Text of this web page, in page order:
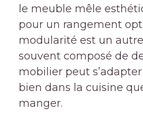
le meuble mêle
pour un rangement
modularité est un
souvent composé de
mobilier peut
bien dans la cuisine
manger.